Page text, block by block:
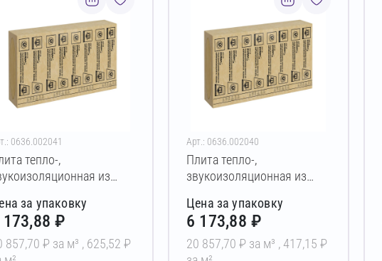
0636.002041
тепло-,
из
пол
мм
за упаковку
173,88 ₽
857,70 ₽ за м³ , 625,52 ₽
Арт.: 0636.002040
Плита тепло-,
звукоизоляционная из
Плавающий пол
20х1190х1380 мм
Цена за упаковку
6 173,88 ₽
20 857,70 ₽ за м³ ,417,15 ₽